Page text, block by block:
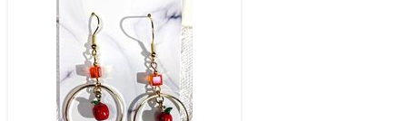
註冊會員
登入